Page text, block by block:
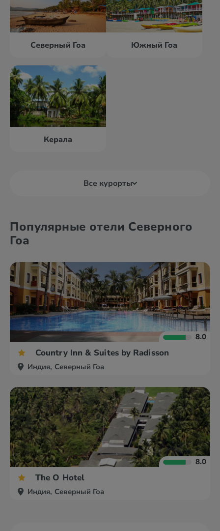
Северный Гоа Южный Гоа
Керала
Все курорты
Популярные отели Северного
Гоа
8.0
Country Inn & Suites by Radisson
Индия, Северный Гоа
8.0
The O Hotel
Индия, Северный Гоа